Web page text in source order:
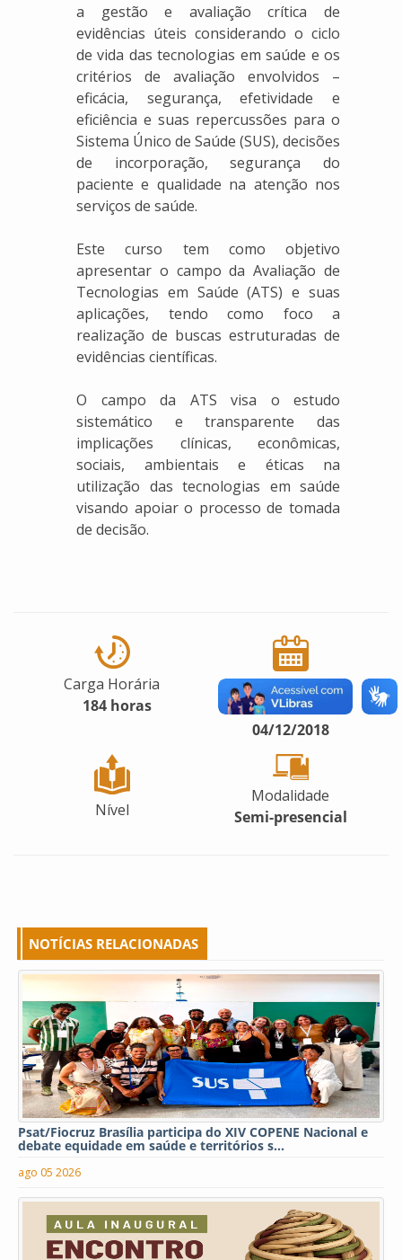
a gestão e avaliação crítica de
evidências úteis considerando o ciclo
de vida das tecnologias em saúde e os
critérios de avaliação envolvidos –
eficácia, segurança, efetividade e
eficiência e suas repercussões para o
Sistema Único de Saúde (SUS), decisões
de incorporação, segurança do
paciente e qualidade na atenção nos
serviços de saúde.
Este curso tem como objetivo
apresentar o campo da Avaliação de
Tecnologias em Saúde (ATS) e suas
aplicações, tendo como foco a
realização de buscas estruturadas de
evidências científicas.
O campo da ATS visa o estudo
sistemático e transparente das
implicações clínicas, econômicas,
sociais, ambientais e éticas na
utilização das tecnologias em saúde
visando apoiar o processo de tomada
de decisão.
Carga Horária
184 horas
Período de oferta
02/10/2018 a
04/12/2018
Nível
Modalidade
Semi-presencial
NOTÍCIAS RELACIONADAS
Psat/Fiocruz Brasília participa do XIV COPENE Nacional e
debate equidade em saúde e territórios s...
ago 05 2026